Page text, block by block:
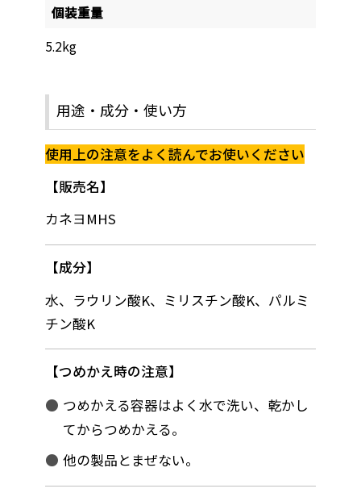
個装重量
5.2kg
用途・成分・使い方
使用上の注意をよく読んでお使いください
販売名
カネヨMHS
成分
水、ラウリン酸K、ミリスチン酸K、パルミ
チン酸K
つめかえ時の注意
つめかえる容器はよく水で洗い、乾かし
てからつめかえる。
他の製品とまぜない。